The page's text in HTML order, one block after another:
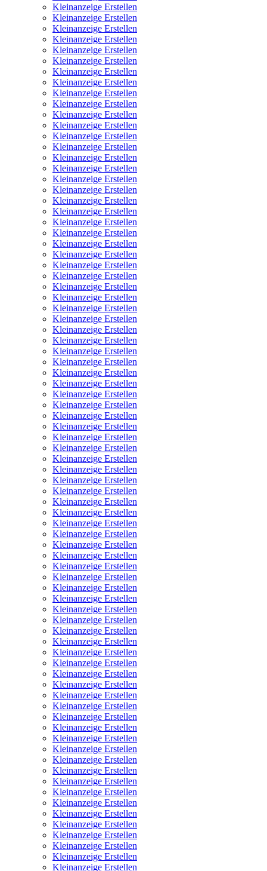
Kleinanzeige Erstellen
Kleinanzeige Erstellen
Kleinanzeige Erstellen
Kleinanzeige Erstellen
Kleinanzeige Erstellen
Kleinanzeige Erstellen
Kleinanzeige Erstellen
Kleinanzeige Erstellen
Kleinanzeige Erstellen
Kleinanzeige Erstellen
Kleinanzeige Erstellen
Kleinanzeige Erstellen
Kleinanzeige Erstellen
Kleinanzeige Erstellen
Kleinanzeige Erstellen
Kleinanzeige Erstellen
Kleinanzeige Erstellen
Kleinanzeige Erstellen
Kleinanzeige Erstellen
Kleinanzeige Erstellen
Kleinanzeige Erstellen
Kleinanzeige Erstellen
Kleinanzeige Erstellen
Kleinanzeige Erstellen
Kleinanzeige Erstellen
Kleinanzeige Erstellen
Kleinanzeige Erstellen
Kleinanzeige Erstellen
Kleinanzeige Erstellen
Kleinanzeige Erstellen
Kleinanzeige Erstellen
Kleinanzeige Erstellen
Kleinanzeige Erstellen
Kleinanzeige Erstellen
Kleinanzeige Erstellen
Kleinanzeige Erstellen
Kleinanzeige Erstellen
Kleinanzeige Erstellen
Kleinanzeige Erstellen
Kleinanzeige Erstellen
Kleinanzeige Erstellen
Kleinanzeige Erstellen
Kleinanzeige Erstellen
Kleinanzeige Erstellen
Kleinanzeige Erstellen
Kleinanzeige Erstellen
Kleinanzeige Erstellen
Kleinanzeige Erstellen
Kleinanzeige Erstellen
Kleinanzeige Erstellen
Kleinanzeige Erstellen
Kleinanzeige Erstellen
Kleinanzeige Erstellen
Kleinanzeige Erstellen
Kleinanzeige Erstellen
Kleinanzeige Erstellen
Kleinanzeige Erstellen
Kleinanzeige Erstellen
Kleinanzeige Erstellen
Kleinanzeige Erstellen
Kleinanzeige Erstellen
Kleinanzeige Erstellen
Kleinanzeige Erstellen
Kleinanzeige Erstellen
Kleinanzeige Erstellen
Kleinanzeige Erstellen
Kleinanzeige Erstellen
Kleinanzeige Erstellen
Kleinanzeige Erstellen
Kleinanzeige Erstellen
Kleinanzeige Erstellen
Kleinanzeige Erstellen
Kleinanzeige Erstellen
Kleinanzeige Erstellen
Kleinanzeige Erstellen
Kleinanzeige Erstellen
Kleinanzeige Erstellen
Kleinanzeige Erstellen
Kleinanzeige Erstellen
Kleinanzeige Erstellen
Kleinanzeige Erstellen